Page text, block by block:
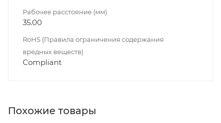
Рабочее расстояние (мм)
35.00
RoHS (Правила ограничения содержания
вредных веществ)
Compliant
Похожие товары